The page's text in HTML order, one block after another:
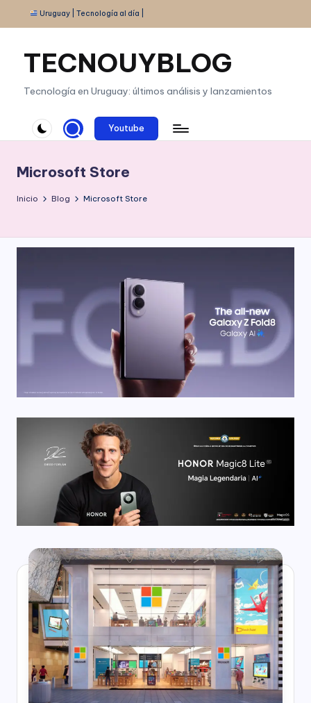
Saltar
contenido
Uruguay | Tecnología al día |
TECNOUYBLOG
Tecnología en Uruguay: últimos análisis y lanzamientos
Youtube
Microsoft Store
Inicio Blog Microsoft Store